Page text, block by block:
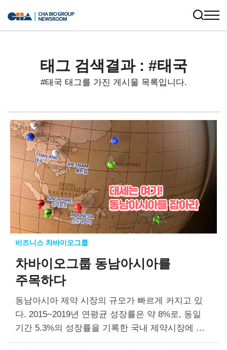
태그 검색결과 : #태국
#태국 태그를 가진 게시물 목록입니다.
비즈니스 차바이오그룹
차바이오그룹 동남아시아를
주목하다
동남아시아 제약 시장의 규모가 빠르게 커지고 있
다. 2015~2019년 연평균 성장률은 약 8%로, 동일
기간 5.3%의 성장률을 기록한 국내 제약시장에 비
해 큰 폭의 성장세를 보였다. 헬스케어 산업도 빠르